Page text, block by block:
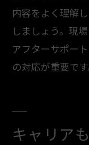
内容をよく理解
しましょう。現
アフターサポー
の対応が重要です
キャリア